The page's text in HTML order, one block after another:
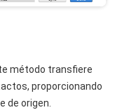
método transfiere
proporcionando
de origen.